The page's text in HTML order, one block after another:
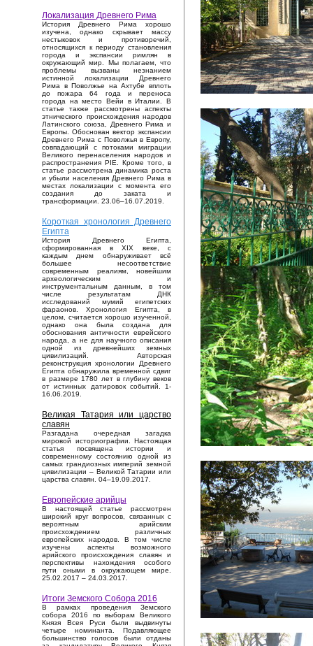
Локализация Древнего Рима
История Древнего Рима хорошо
изучена, однако скрывает массу
нестыковок и противоречий,
относящихся к периоду становления
города и экспансии римлян в
окружающий мир. Мы полагаем, что
проблемы вызваны незнанием
истинной локализации Древнего
Рима в Поволжье на Ахтубе вплоть
до пожара 64 года и переноса
города на место Вейи в Италии. В
статье также рассмотрены аспекты
этнического происхождения народов
Латинского союза, Древнего Рима и
Европы. Обоснован вектор экспансии
Древнего Рима с Поволжья в Европу,
совпадающий с потоками миграции
Великого перенаселения народов и
распространения PIE. Кроме того, в
статье рассмотрена динамика роста
и убыли населения Древнего Рима в
местах локализации с момента его
создания до заката и
трансформации. 23.06–16.07.2019.
Короткая хронология Древнего
Египта
История Древнего Египта,
сформированная в XIX веке, с
каждым днем обнаруживает всё
большее несоответствие
современным реалиям, новейшим
археологическим и
инструментальным данным, в том
числе результатам ДНК
исследований мумий египетских
фараонов. Хронология Египта, в
целом, считается хорошо изученной,
однако она была создана для
обоснования античности еврейского
народа, а не для научного описания
одной из древнейших земных
цивилизаций. Авторская
реконструкция хронологии Древнего
Египта обнаружила временной сдвиг
в размере 1780 лет в глубину веков
от истинных датировок событий. 1-
16.06.2019.
Великая Татария или царство
славян
Разгадана очередная загадка
мировой историографии. Настоящая
статья посвящена истории и
современному состоянию одной из
самых грандиозных империй земной
цивилизации – Великой Татарии или
царства славян. 04–19.09.2017.
Европейские арийцы
В настоящей статье рассмотрен
широкий круг вопросов, связанных с
вероятным арийским
происхождением различных
европейских народов. В том числе
изучены аспекты возможного
арийского происхождения славян и
перспективы нахождения особого
пути оными в окружающем мире.
25.02.2017 – 24.03.2017.
Итоги Земского Собора 2016
В рамках проведения Земского
собора 2016 по выборам Великого
Князя Всея Руси были выдвинуты
четыре номинанта. Подавляющее
большинство голосов были отданы